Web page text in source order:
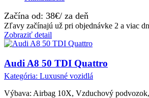
Začína od: 38€/ za deň
Zľavy začínajú už pri objednávke 2 a viac
Zobraziť detail
Audi A8 50 TDI Quattro
Kategória: Luxusné vozidlá
Výbava: Airbag 10X, Vzduchový podvozok,